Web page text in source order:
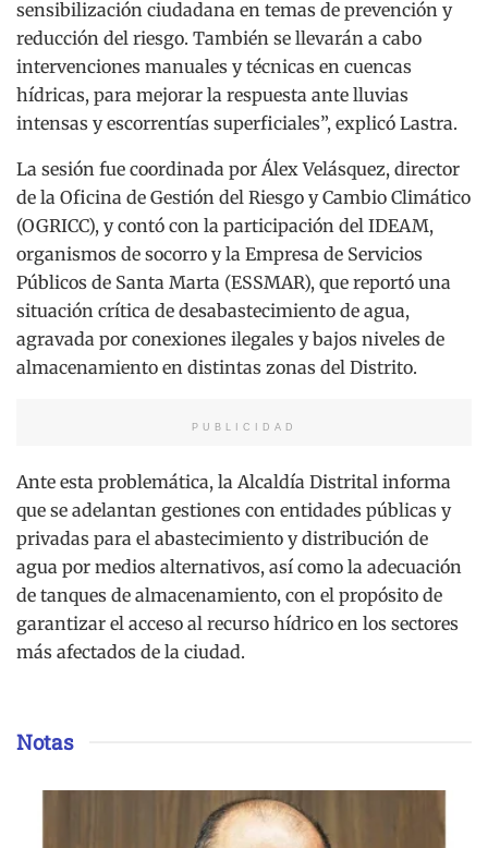
sensibilización ciudadana en temas de prevención y
reducción del riesgo. También se llevarán a cabo
intervenciones manuales y técnicas en cuencas
hídricas, para mejorar la respuesta ante lluvias
intensas y escorrentías superficiales”, explicó Lastra.
La sesión fue coordinada por Álex Velásquez, director
de la Oficina de Gestión del Riesgo y Cambio Climático
(OGRICC), y contó con la participación del IDEAM,
organismos de socorro y la Empresa de Servicios
Públicos de Santa Marta (ESSMAR), que reportó una
situación crítica de desabastecimiento de agua,
agravada por conexiones ilegales y bajos niveles de
almacenamiento en distintas zonas del Distrito.
PUBLICIDAD
Ante esta problemática, la Alcaldía Distrital informa
que se adelantan gestiones con entidades públicas y
privadas para el abastecimiento y distribución de
agua por medios alternativos, así como la adecuación
de tanques de almacenamiento, con el propósito de
garantizar el acceso al recurso hídrico en los sectores
más afectados de la ciudad.
Notas